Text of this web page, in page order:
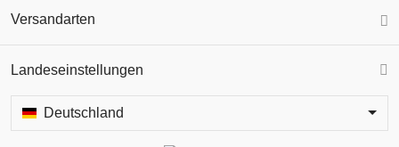
Versandarten
Landeseinstellungen
Deutschland